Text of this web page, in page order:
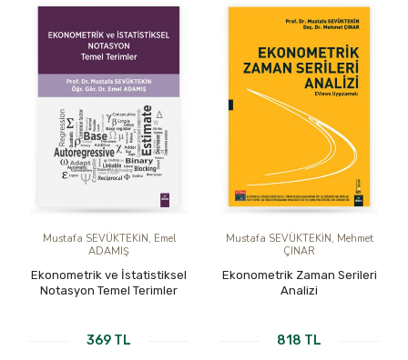
Mustafa SEVÜKTEKİN, Emel
ADAMIŞ
Ekonometrik ve İstatistiksel
Notasyon Temel Terimler
369 TL
Mustafa SEVÜKTEKİN, Mehmet
ÇINAR
Ekonometrik Zaman Serileri
Analizi
818 TL